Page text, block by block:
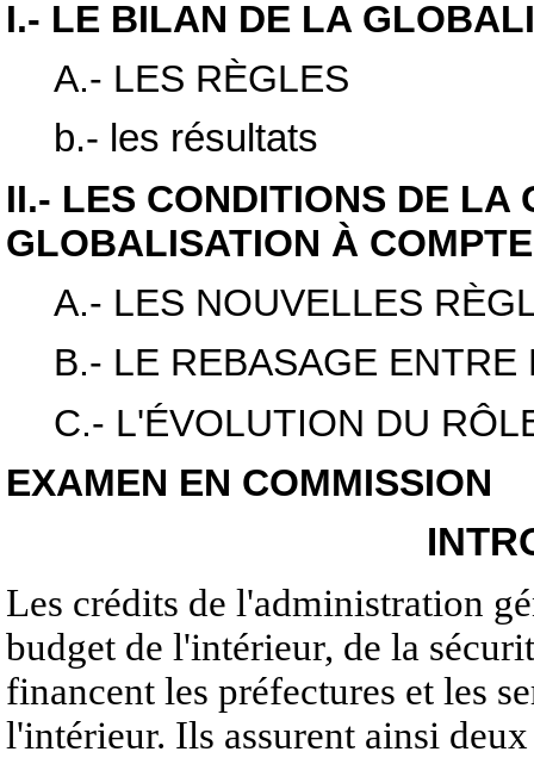
I.- LE BILAN DE LA
A.- LES RÈGLES
b.- les résultats
II.- LES CONDITIONS DE LA
GLOBALISATION À
A.- LES NOUVELLES
B.- LE REBASAGE
C.- L'ÉVOLUTION DU
EXAMEN EN COMMISSION
Les crédits de l'administration
budget de l'intérieur, de la
financent les préfectures et les
l'intérieur. Ils assurent ainsi